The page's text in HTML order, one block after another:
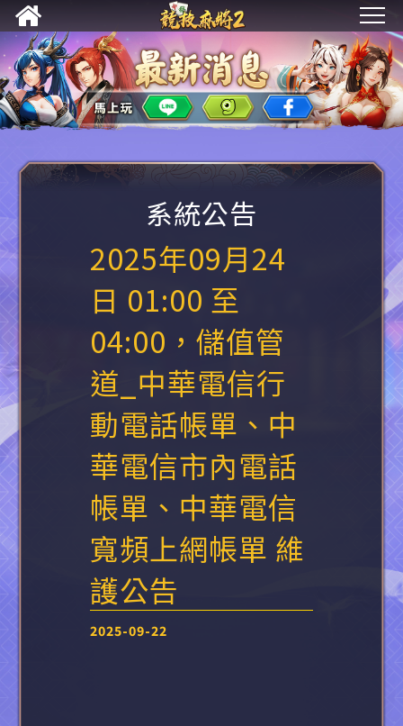
系統公告
2025年09月24
日 01:00 至
04:00，儲值管
道_中華電信行
動電話帳單、中
華電信市內電話
帳單、中華電信
寬頻上網帳單 維
護公告
2025-09-22